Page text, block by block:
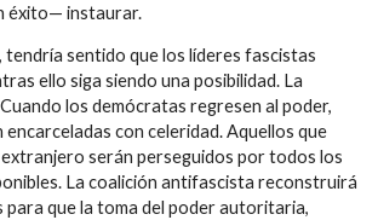
éxito— instaurar.
tendría sentido que los líderes fascistas
ello siga siendo una posibilidad. La
los demócratas regresen al poder,
con celeridad. Aquellos que
serán perseguidos por todos los
La coalición antifascista reconstruirá
para que la toma del poder autoritaria,